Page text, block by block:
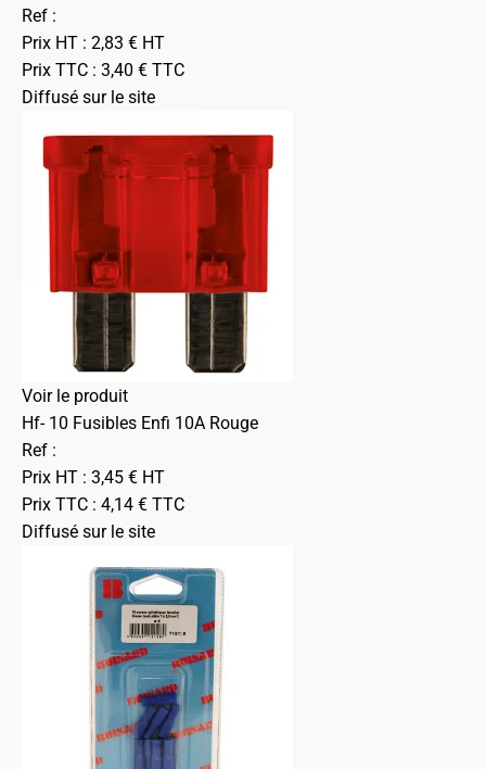
Ref :
Prix HT : 2,83 € HT
Prix TTC : 3,40 € TTC
Diffusé sur le site
Voir le produit
Hf- 10 Fusibles Enfi 10A Rouge
Ref :
Prix HT : 3,45 € HT
Prix TTC : 4,14 € TTC
Diffusé sur le site